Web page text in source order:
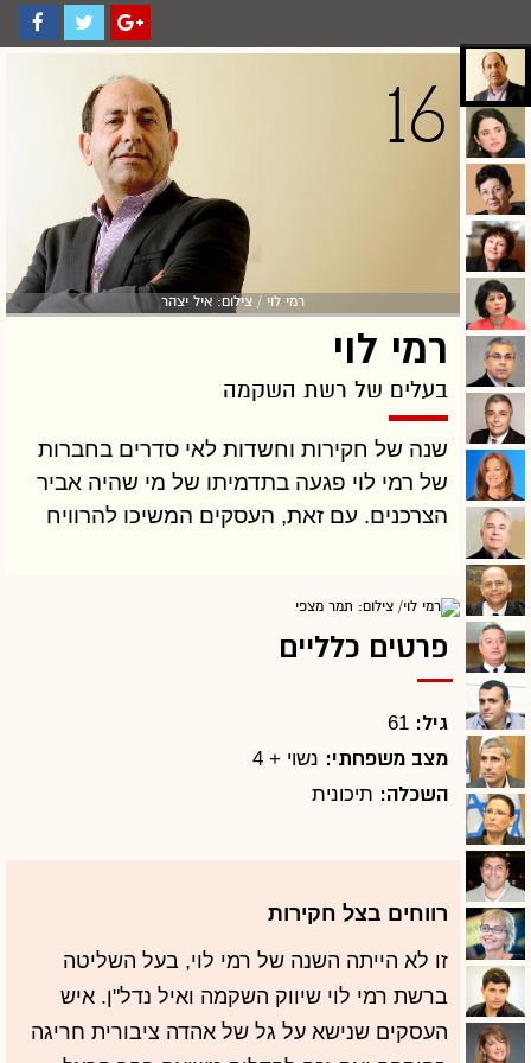
רמי לוי / צילום: איל יצהר
16
רמי לוי
בעלים של רשת השקמה
שנה של חקירות וחשדות לאי סדרים בחברות
של רמי לוי פגעה בתדמיתו של מי שהיה אביר
הצרכנים. עם זאת, העסקים המשיכו להרוויח
פרטים כלליים
גיל: 61
מצב משפחתי: נשוי + 4
השכלה: תיכונית
רווחים בצל חקירות
זו לא הייתה השנה של רמי לוי, בעל השליטה
ברשת רמי לוי שיווק השקמה ואיל נדל"ן. איש
העסקים שנישא על גל של אהדה ציבורית חריגה